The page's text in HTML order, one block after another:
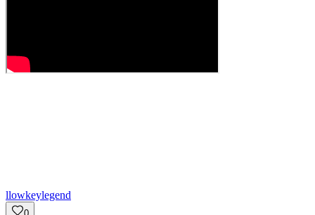
llowkeylegend